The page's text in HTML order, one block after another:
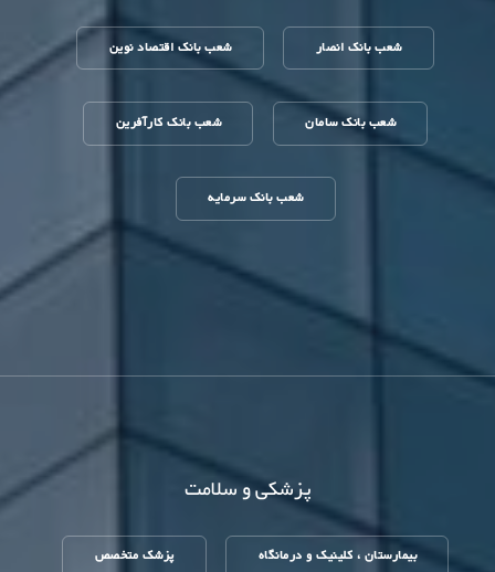
شعب بانک انصار شعب بانک اقتصاد نوین
شعب بانک سامان شعب بانک کارآفرین
شعب بانک سرمایه
پزشکی و سلامت
بیمارستان ، کلینیک و درمانگاه پزشک متخصص